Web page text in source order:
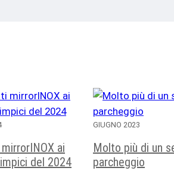
ai
del 2024
GIUGNO 2023
Molto più di un
parcheggio